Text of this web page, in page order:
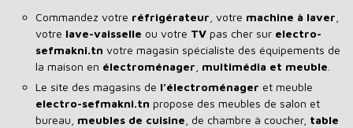
Commandez votre réfrigérateur , votre machine à laver
votre lave-vaisselle ou votre TV pas cher sur electro-
sefmakni.tn votre magasin spécialiste des équipements de
la maison en électroménager multimédia et meuble
Le site des magasins de l’électroménager et meuble
electro-sefmakni.tn propose des meubles de salon et
bureau, meubles de cuisine , de chambre à coucher, table